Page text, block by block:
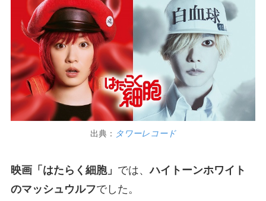
出典： タワーレコード
映画「はたらく細胞」 では、ハイトーンホワイト
のマッシュウルフでした。